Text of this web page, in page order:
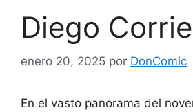
Diego
enero 20, 2025 por DonComic
En el vasto panorama del